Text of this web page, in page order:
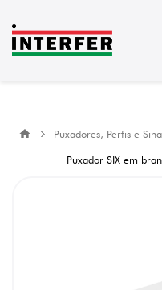
Puxadores, Perfis e
Puxador SIX em